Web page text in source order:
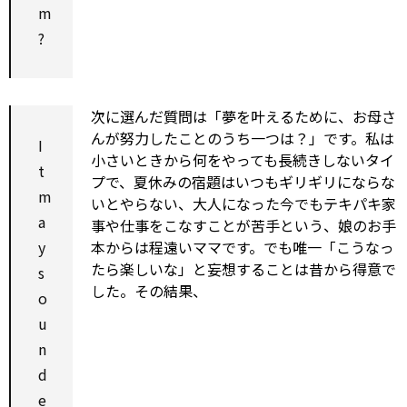
m
?
I
t
m
a
y
s
o
u
n
d
e
次に選んだ質問は「夢を叶えるために、お母さ
んが努力したことのうち一つは？」です。私は
小さいときから何をやっても長続きしないタイ
プで、夏休みの宿題はいつもギリギリにならな
いとやらない、大人になった今でもテキパキ家
事や仕事をこなすことが苦手という、娘のお手
本からは程遠いママです。でも唯一「こうなっ
たら楽しいな」と妄想することは昔から得意で
した。その結果、